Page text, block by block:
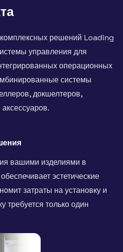
решений Loading
управления для
операционных
системы
докшелтеров,
вашими изделиями в
эстетические
затраты на установку и
требуется только один